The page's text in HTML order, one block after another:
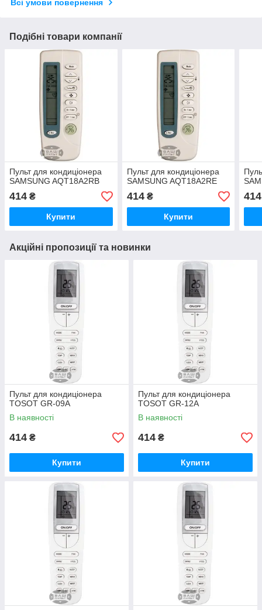
Всі умови повернення
Подібні товари компанії
Пульт для кондиціонера
SAMSUNG AQT18A2RB
414 ₴
Купити
Пульт для кондиціонера
SAMSUNG AQT18A2RE
414₴
Купити
414
Акційні пропозиції та новинки
Пульт для кондиціонера
TOSOT GR-09A
В наявності
414 ₴
Купити
Пульт для кондиціонера
TOSOT GR-12A
В наявності
414 ₴
Купити